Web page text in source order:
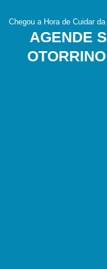
Chegou a Hora de Cuidar
AGENDE